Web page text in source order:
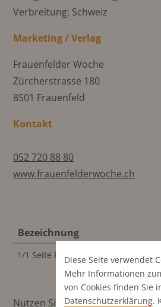
Verbreitung: Schweiz
Marketing / Verlag
Frauenfelder Woche
Zürcherstrasse 180
8501 Frauenfeld
Kontakt
052 720 88 80
www.frauenfelderwoche.ch
Bezeichnung
1/1 Seite Publi-Reportage
Nutzen Sie diesen Button um
Diese Seite verwendet
Mehr Informationen
von Cookies finden Sie
Datenschutz­erklärung.